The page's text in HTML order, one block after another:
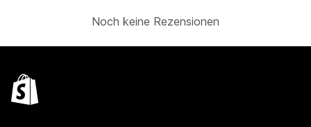
Noch keine Rezensionen